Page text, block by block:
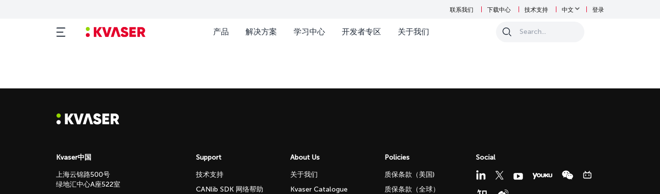
联系我们 下载中心 技术支持 中文 登录
产品 解决方案 学习中心 开发者专区 关于我们 0
Kvaser中国
上海云锦路500号
绿地汇中心A座522室
Support
技术支持
CANlib SDK 网络帮助
About Us
关于我们
Kvaser Catalogue
Policies
质保条款（美国)
质保条款（全球）
Social